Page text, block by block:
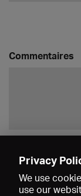
Commentaires
Privacy
We use
use our